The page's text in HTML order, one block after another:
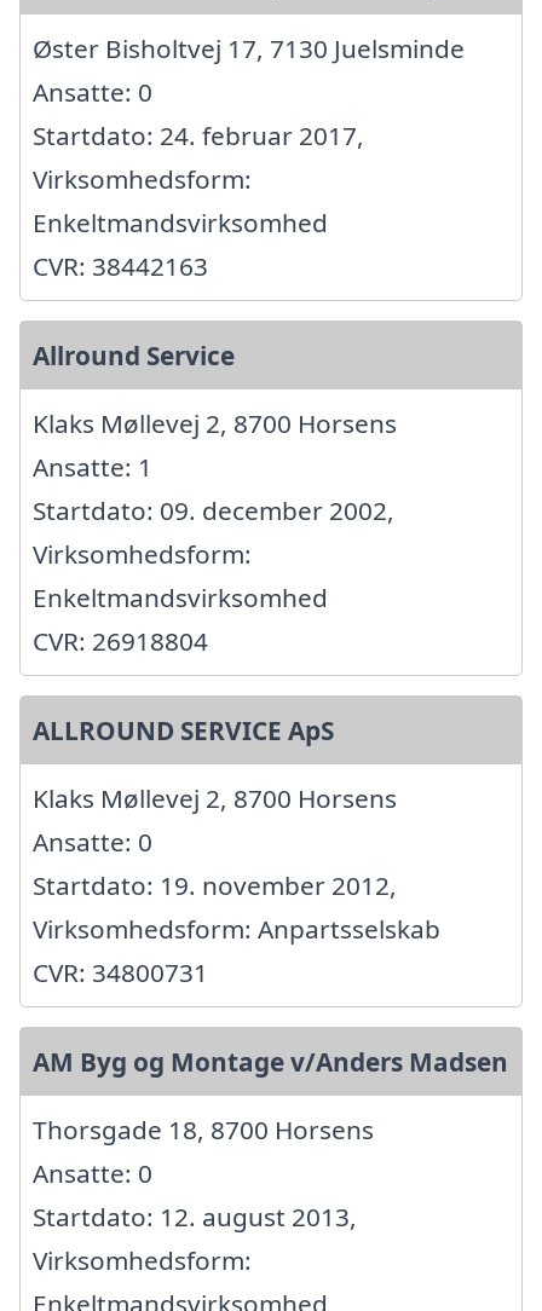
Øster Bisholtvej 17, 7130 Juelsminde
Ansatte: 0
Startdato: 24. februar 2017,
Virksomhedsform:
Enkeltmandsvirksomhed
CVR: 38442163
Allround Service
Klaks Møllevej 2, 8700 Horsens
Ansatte: 1
Startdato: 09. december 2002,
Virksomhedsform:
Enkeltmandsvirksomhed
CVR: 26918804
ALLROUND SERVICE ApS
Klaks Møllevej 2, 8700 Horsens
Ansatte: 0
Startdato: 19. november 2012,
Virksomhedsform: Anpartsselskab
CVR: 34800731
AM Byg og Montage v/Anders Madsen
Thorsgade 18, 8700 Horsens
Ansatte: 0
Startdato: 12. august 2013,
Virksomhedsform: